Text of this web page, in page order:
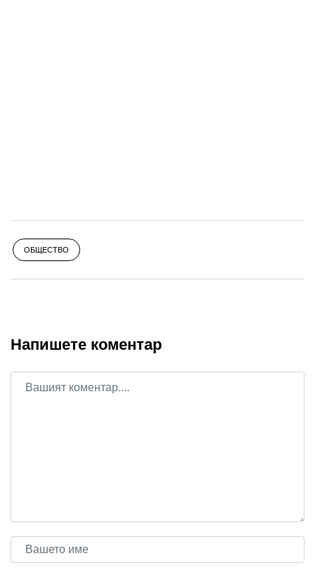
ОБЩЕСТВО
Напишете коментар